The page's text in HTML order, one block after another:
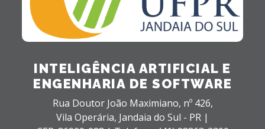
INTELIGÊNCIA ARTIFICIAL E
ENGENHARIA DE SOFTWARE
Rua Doutor João Maximiano, nº 426,
Vila Operária, Jandaia do Sul - PR |